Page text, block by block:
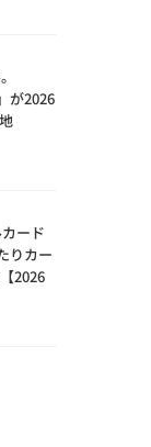
が2026
ード
りカー
2026